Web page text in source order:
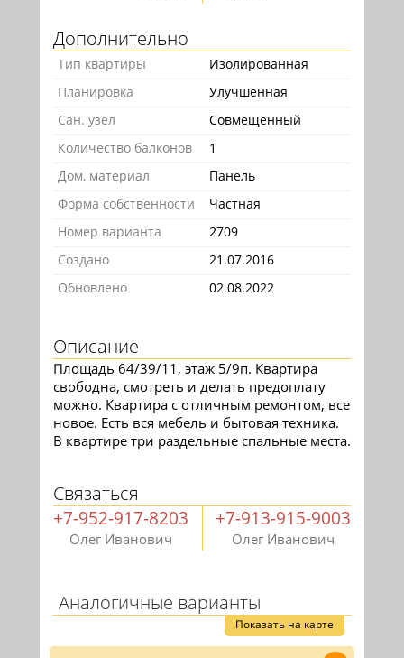
Дополнительно
Тип квартиры
Изолированная
Планировка
Улучшенная
Сан. узел
Совмещенный
Количество балконов
1
Дом, материал
Панель
Форма собственности
Частная
Номер варианта
2709
Создано
21.07.2016
Обновлено
02.08.2022
Описание
Площадь 64/39/11, этаж 5/9п. Квартира
свободна, смотреть и делать предоплату
можно. Квартира с отличным ремонтом, все
новое. Есть вся мебель и бытовая техника.
В квартире три раздельные спальные места.
Связаться
+7-952-917-8203
Олег Иванович
+7-913-915-9003
Олег Иванович
Аналогичные варианты
Показать на карте